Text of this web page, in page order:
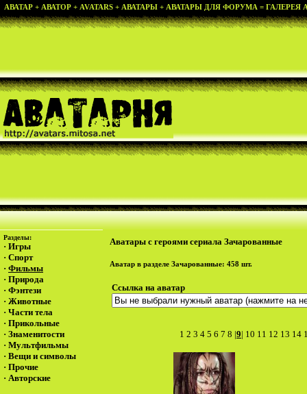
АВАТАР + АВАТОР + AVATARS + АВАТАРЫ + АВАТАРЫ ДЛЯ ФОРУМА = ГАЛЕРЕЯ
Разделы:
· Игры
· Спорт
· Фильмы
· Природа
· Фэнтези
· Животные
· Части тела
· Прикольные
· Знаменитости
· Мультфильмы
· Вещи и символы
· Прочие
· Авторские
Аватары с героями сериала Зачарованные
Аватар в разделе Зачарованные: 458 шт.
Ссылка на аватар
1 2 3 4 5 6 7 8 |9| 10 11 12 13 14